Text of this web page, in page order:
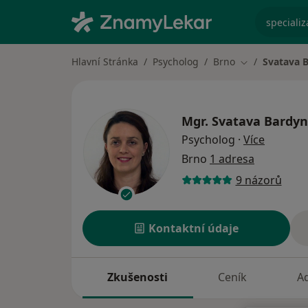
Hlavní Stránka Psycholog Brno Změna města
Svatava
Mgr. Svatava
Psycholog · Více
Brno 1 adresa
9 názorů
Kontaktní údaje
Zkušenosti Ceník